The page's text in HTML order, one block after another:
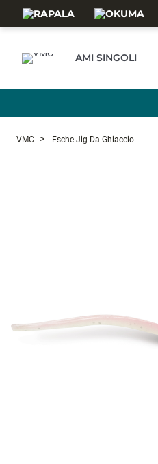
AMI SINGOLI
VMC Esche Jig Da Ghiaccio